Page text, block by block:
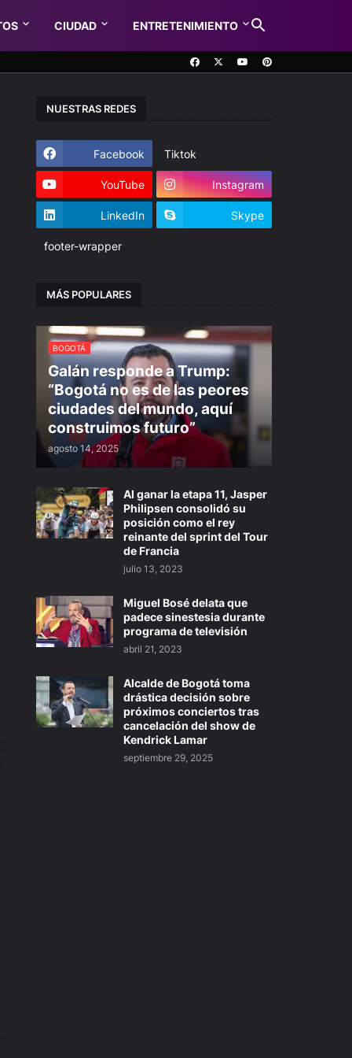
CIUDAD ENTRETENIMIENTO
NUESTRAS REDES
Facebook Tiktok
YouTube Instagram
LinkedIn Skype
footer-wrapper
MÁS POPULARES
BOGOTÁ
Galán responde a Trump:
“Bogotá no es de las peores
ciudades del mundo, aquí
construimos futuro”
agosto 14, 2025
Al ganar la etapa 11, Jasper
Philipsen consolidó su
posición como el rey
reinante del sprint del Tour
de Francia
julio 13, 2023
Miguel Bosé delata que
padece sinestesia durante
programa de televisión
abril 21, 2023
Alcalde de Bogotá toma
drástica decisión sobre
próximos conciertos tras
cancelación del show de
Kendrick Lamar
septiembre 29, 2025